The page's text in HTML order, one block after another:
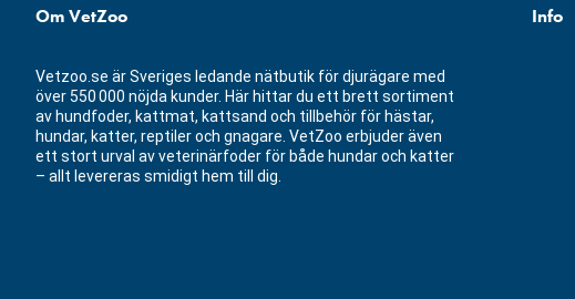
Om VetZoo
Vetzoo.se är Sveriges ledande nätbutik för djurägare med
över 550 000 nöjda kunder. Här hittar du ett brett sortiment
av hundfoder, kattmat, kattsand och tillbehör för hästar,
hundar, katter, reptiler och gnagare. VetZoo erbjuder även
ett stort urval av veterinärfoder för både hundar och katter
– allt levereras smidigt hem till dig.
Info